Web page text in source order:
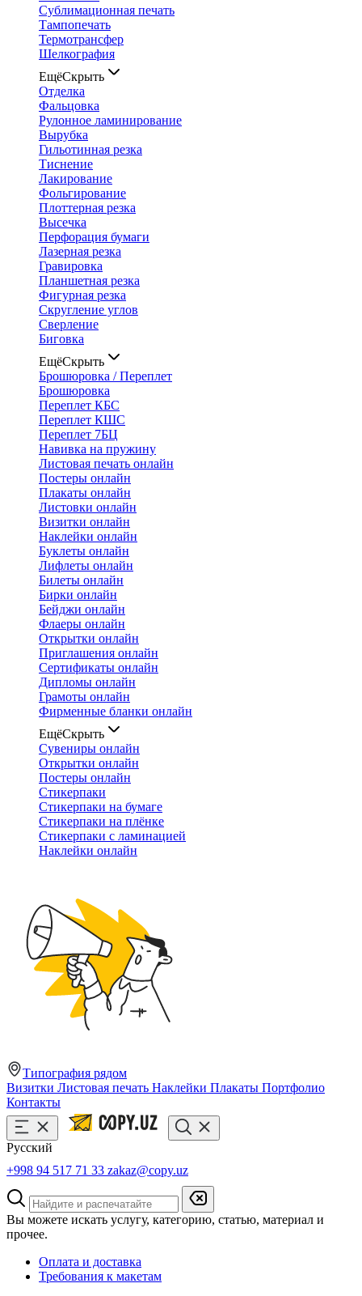
Сублимационная печать
Тампопечать
Термотрансфер
Шелкография
ЕщёСкрыть
Отделка
Фальцовка
Рулонное ламинирование
Вырубка
Гильотинная резка
Тиснение
Лакирование
Фольгирование
Плоттерная резка
Высечка
Перфорация бумаги
Лазерная резка
Гравировка
Планшетная резка
Фигурная резка
Скругление углов
Сверление
Биговка
ЕщёСкрыть
Брошюровка / Переплет
Брошюровка
Переплет КБС
Переплет КШС
Переплет 7БЦ
Навивка на пружину
Листовая печать онлайн
Постеры онлайн
Плакаты онлайн
Листовки онлайн
Визитки онлайн
Наклейки онлайн
Буклеты онлайн
Лифлеты онлайн
Билеты онлайн
Бирки онлайн
Бейджи онлайн
Флаеры онлайн
Открытки онлайн
Приглашения онлайн
Сертификаты онлайн
Дипломы онлайн
Грамоты онлайн
Фирменные бланки онлайн
ЕщёСкрыть
Сувениры онлайн
Открытки онлайн
Постеры онлайн
Стикерпаки
Стикерпаки на бумаге
Стикерпаки на плёнке
Стикерпаки с ламинацией
Наклейки онлайн
Типография рядом
Визитки Листовая печать Наклейки Плакаты Портфолио
Контакты
Русский
+998 94 517 71 33 zakaz@copy.uz
Вы можете искать услугу, категорию, статью, материал и
прочее.
Оплата и доставка
Требования к макетам